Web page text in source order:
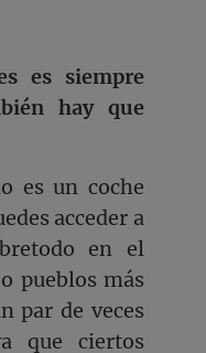
es siempre
hay que
es un coche
acceder a
en el
pueblos más
par de veces
que ciertos